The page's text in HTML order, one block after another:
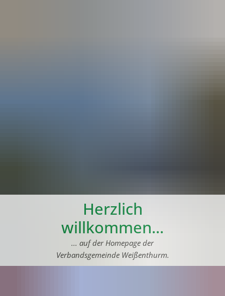
Herzlich
willkommen...
... auf der Homepage der
Verbandsgemeinde Weißenthurm.